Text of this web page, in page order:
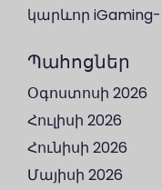
կարևոր
Պահոցներ
Օգոստոսի 2026
Հուլիսի 2026
Հունիսի 2026
Մայիսի 2026